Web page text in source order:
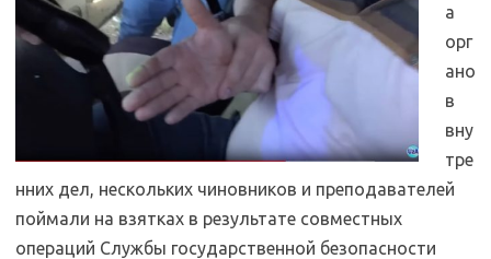
а
орг
ано
в
вну
тре
нних дел, нескольких чиновников и преподавателей
поймали на взятках в результате совместных
операций Службы государственной безопасности